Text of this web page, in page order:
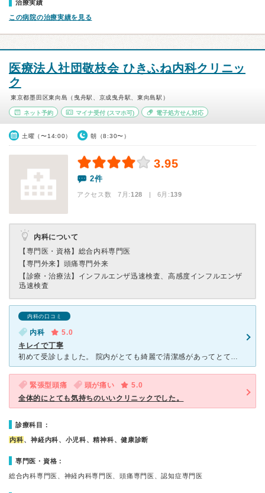
治療実績
この病院の治療実績を見る
医療法人社団敬枝会 ひきふね内科クリニッ
ク
東京都墨田区東向島（曳舟駅、京成曳舟駅、東向島駅）
ネット予約 マイナ受付(スマホ可) 電子処方せん対応
土曜（〜14:00） 朝（8:30〜）
3.95
2件
アクセス数 7月:128 | 6月:139
内科について
【専門医・資格】 総合内科専門医
【専門外来】 頭痛専門外来
【診療・治療法】 インフルエンザ迅速検査、高感度インフルエンザ
迅速検査
内科の口コミ
内科
5.0
キレイで丁寧
初めて受診しました。 院内がとても綺麗で清潔感があってとても気持ち良かったです。 待ち合い室も広くて居心地が良かったです。 担当の先生は優しい感じで、ゆっくり話を聞いてくださり質問もしやすかった
緊張型頭痛 頭が痛い
5.0
全体的にとても気持ちのいいクリニックでした。
診療科目：
内科、神経内科、小児科、精神科、健康診断
専門医・資格：
総合内科専門医、神経内科専門医、頭痛専門医、認知症専門医